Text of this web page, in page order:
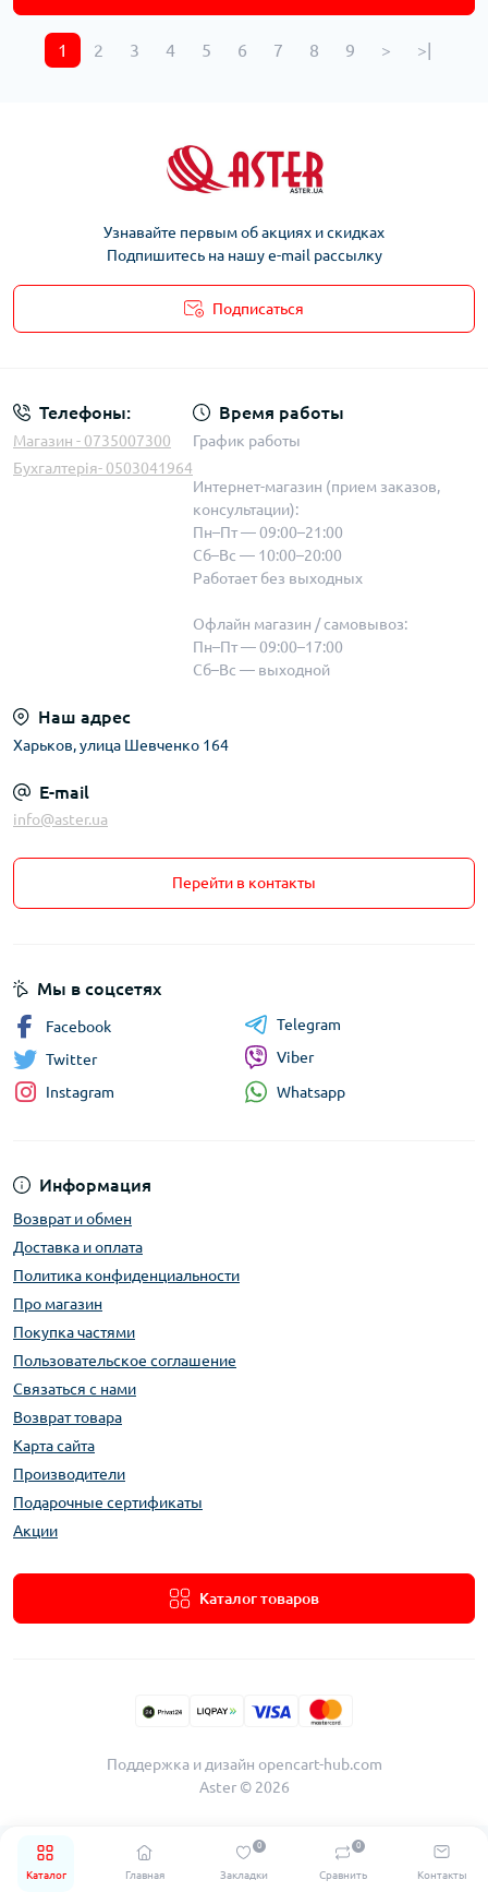
Каталог Главная Закладки
0
Сравнить
0
Контакты
1 2 3 4 5 6 7 8 9 > >|
Узнавайте первым об акциях и скидках
Подпишитесь на нашу e-mail рассылку
Подписаться
Телефоны:
Магазин - 0735007300
Бухгалтерія- 0503041964
Время работы
График работы
Интернет-магазин (прием заказов,
консультации):
Пн–Пт — 09:00–21:00
Сб–Вс — 10:00–20:00
Работает без выходных
Офлайн магазин / самовывоз:
Пн–Пт — 09:00–17:00
Сб–Вс — выходной
Наш адрес
Харьков, улица Шевченко 164
E-mail
info@aster.ua
Перейти в контакты
Информация
Возврат и обмен
Доставка и оплата
Политика конфиденциальности
Про магазин
Покупка частями
Пользовательское соглашение
Связаться с нами
Возврат товара
Карта сайта
Производители
Подарочные сертификаты
Акции
Каталог товаров
Мы в соцсетях
Facebook
Twitter
Instagram
Telegram
Viber
Whatsapp
Поддержка и дизайн opencart-hub.com
Aster © 2026